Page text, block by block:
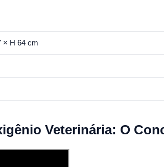
× H 64 cm
Veterinária: O